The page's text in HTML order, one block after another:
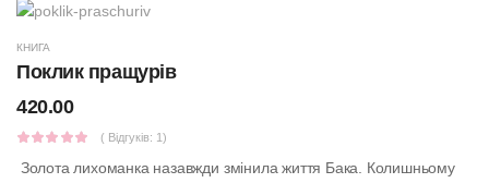
КНИГА
Поклик пращурів
420.00
( Відгуків: 1)
Золота лихоманка назавжди змінила життя Бака. Колишньому